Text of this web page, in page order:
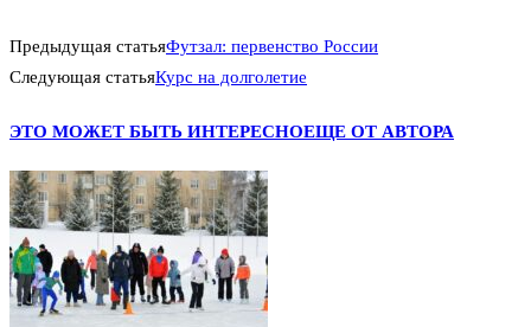
Предыдущая статьяФутзал: первенство России
Следующая статьяКурс на долголетие
ЭТО МОЖЕТ БЫТЬ ИНТЕРЕСНОЕЩЕ ОТ АВТОРА